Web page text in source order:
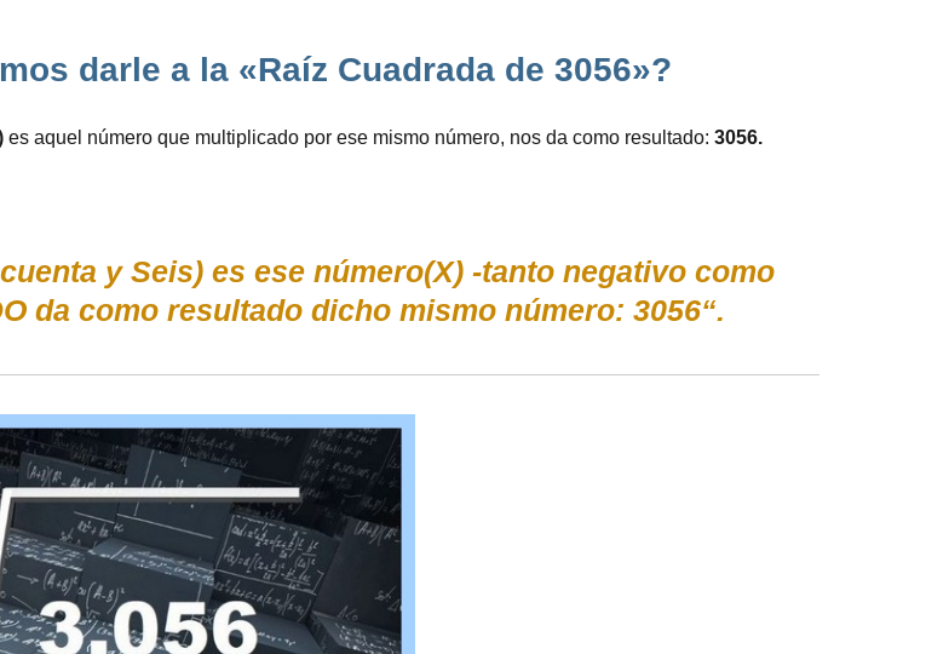
darle a la «Raíz Cuadrada de 3056»?
es aquel número que multiplicado por ese mismo número, nos da como resultado: 3056.
y Seis) es ese número(X) -tanto negativo como
da como resultado dicho mismo número: 3056“.